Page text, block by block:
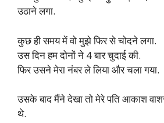
उठाने लगा.
कुछ ही समय में वो मुझे फिर से चोदने लगा.
उस दिन हम दोनों ने 4 बार चुदाई की.
फिर उसने मेरा नंबर ले लिया और चला गया.
उसके बाद मैंने देखा तो मेरे पति आकाश
थे.